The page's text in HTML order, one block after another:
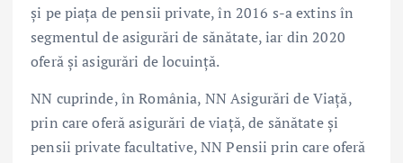
și pe piața de pensii private, în 2016 s-a extins în
segmentul de asigurări de sănătate, iar din 2020
oferă și asigurări de locuință.
NN cuprinde, în România, NN Asigurări de Viață,
prin care oferă asigurări de viață, de sănătate și
pensii private facultative, NN Pensii prin care oferă